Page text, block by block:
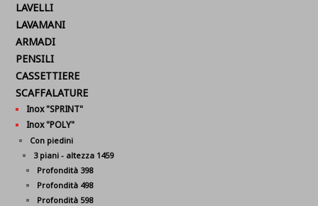
LAVELLI
LAVAMANI
ARMADI
PENSILI
CASSETTIERE
SCAFFALATURE
Inox "SPRINT"
Inox "POLY"
Con piedini
3 piani - altezza 1459
Profondità 398
Profondità 498
Profondità 598